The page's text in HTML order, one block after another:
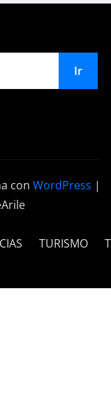
Ir
con WordPress |
TURISMO